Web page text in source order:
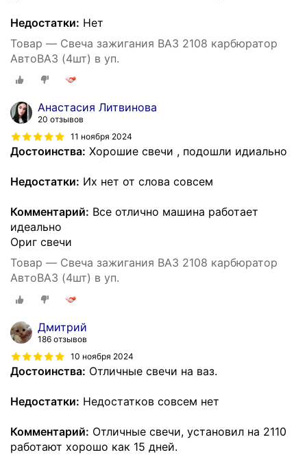
Недостатки: Нет
Товар — Свеча зажигания ВАЗ 2108 карбюратор
АвтоВАЗ (4шт) в уп.
Анастасия Литвинова
20 отзывов
11 ноября 2024
Достоинства: Хорошие свечи , подошли идиально
Недостатки: Их нет от слова совсем
Комментарий: Все отлично машина работает
идеально
Ориг свечи
Товар — Свеча зажигания ВАЗ 2108 карбюратор
АвтоВАЗ (4шт) в уп.
Дмитрий
186 отзывов
10 ноября 2024
Достоинства: Отличные свечи на ваз.
Недостатки: Недостатков совсем нет
Комментарий: Отличные свечи, установил на 2110
работают хорошо как 15 дней.